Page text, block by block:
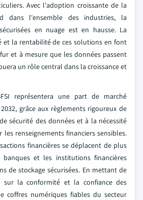
Avec l'adoption croissante de la
dans l'ensemble des industries, la
en nuage est en hausse. La
et la rentabilité de ces solutions en font
et à mesure que les données passent
un rôle central dans la croissance et
représentera une part de marché
grâce aux règlements rigoureux de
sécurité des données et à la nécessité
renseignements financiers sensibles.
financières se déplacent de plus
et les institutions financières
de stockage sécurisées. En mettant de
sur la conformité et la confiance des
coffres numériques fiables du secteur